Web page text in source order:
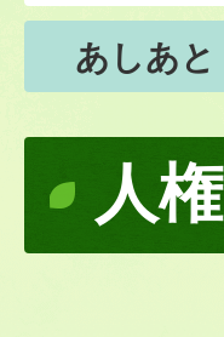
あしあと
人権